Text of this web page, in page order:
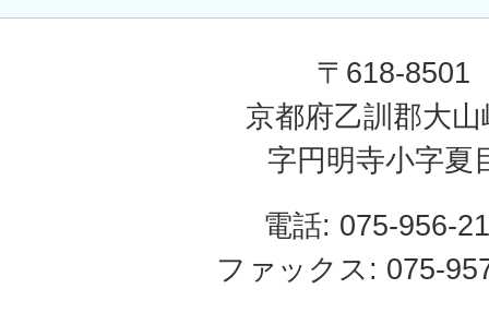
〒618-8501
京都府乙訓郡大山
字円明寺小字夏
電話: 075-956-
ファックス: 075-